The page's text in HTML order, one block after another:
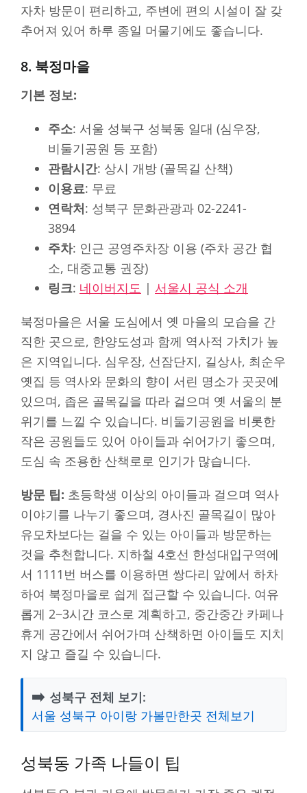
자차 방문이 편리하고, 주변에 편의 시설이 잘 갖
추어져 있어 하루 종일 머물기에도 좋습니다.
8. 북정마을
기본 정보:
주소: 서울 성북구 성북동 일대 (심우장,
비둘기공원 등 포함)
관람시간: 상시 개방 (골목길 산책)
이용료: 무료
연락처: 성북구 문화관광과 02-2241-
3894
주차: 인근 공영주차장 이용 (주차 공간 협
소, 대중교통 권장)
링크: 네이버지도 | 서울시 공식 소개
북정마을은 서울 도심에서 옛 마을의 모습을 간
직한 곳으로, 한양도성과 함께 역사적 가치가 높
은 지역입니다. 심우장, 선잠단지, 길상사, 최순우
옛집 등 역사와 문화의 향이 서린 명소가 곳곳에
있으며, 좁은 골목길을 따라 걸으며 옛 서울의 분
위기를 느낄 수 있습니다. 비둘기공원을 비롯한
작은 공원들도 있어 아이들과 쉬어가기 좋으며,
도심 속 조용한 산책로로 인기가 많습니다.
방문 팁: 초등학생 이상의 아이들과 걸으며 역사
이야기를 나누기 좋으며, 경사진 골목길이 많아
유모차보다는 걸을 수 있는 아이들과 방문하는
것을 추천합니다. 지하철 4호선 한성대입구역에
서 1111번 버스를 이용하면 쌍다리 앞에서 하차
하여 북정마을로 쉽게 접근할 수 있습니다. 여유
롭게 2~3시간 코스로 계획하고, 중간중간 카페나
휴게 공간에서 쉬어가며 산책하면 아이들도 지치
지 않고 즐길 수 있습니다.
➡️ 성북구 전체 보기:
서울 성북구 아이랑 가볼만한곳 전체보기
성북동 가족 나들이 팁